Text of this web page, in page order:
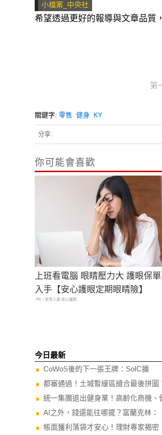
小檔案_中央社
希望透過更好的報導與文章品質
第
關鍵字: 零售 健身 KY
分享:
你可能會喜歡
上班看電腦 眼睛壓力大 護眼保
入手【安心護眼定期眼睛險】
PR・安達人壽 安心護眼
今日最新
CoWoS後的下一張王牌：SoIC擴
都審通過！土城暫緩區縫合最後拼圖
統一集團退出健身業！高齡化商機、
AI之外，錢還能往哪擺？富蘭克林：
帳面獲利落袋才安心！理財專家揭密